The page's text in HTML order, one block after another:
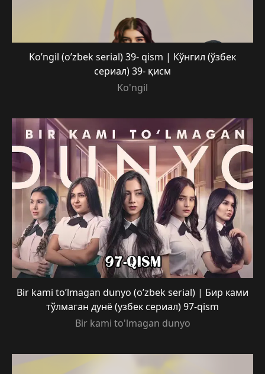
Ko’ngil (o’zbek serial) 39- qism | Кўнгил (ўзбек
сериал) 39- қисм
Ko'ngil
Bir kami to’lmagan dunyo (o’zbek serial) | Бир ками
тўлмаган дунё (узбек сериал) 97-qism
Bir kami to'lmagan dunyo